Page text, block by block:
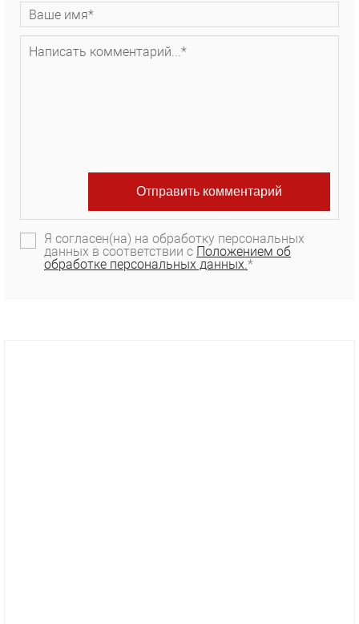
Я согласен(на) на обработку персональных
данных в соответствии с Положением об
обработке персональных данных.*